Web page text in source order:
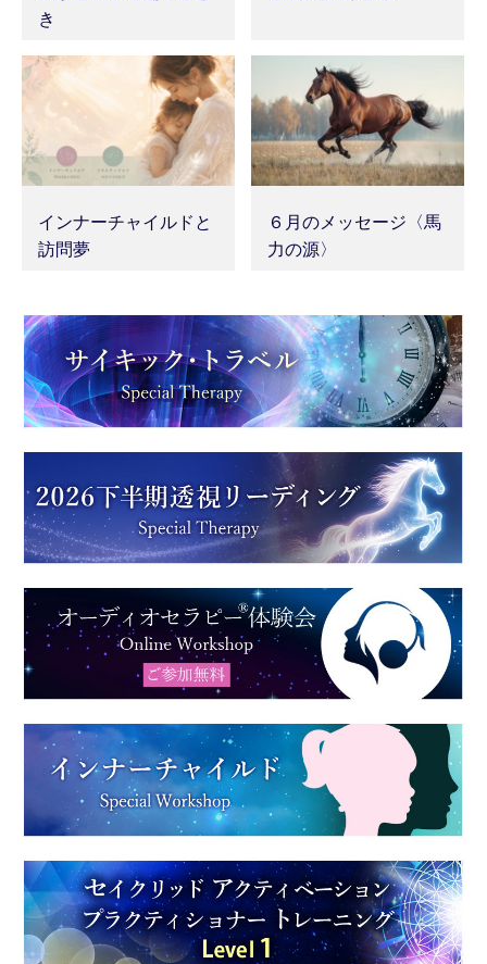
き
インナーチャイルドと
訪問夢
６月のメッセージ〈馬
力の源〉